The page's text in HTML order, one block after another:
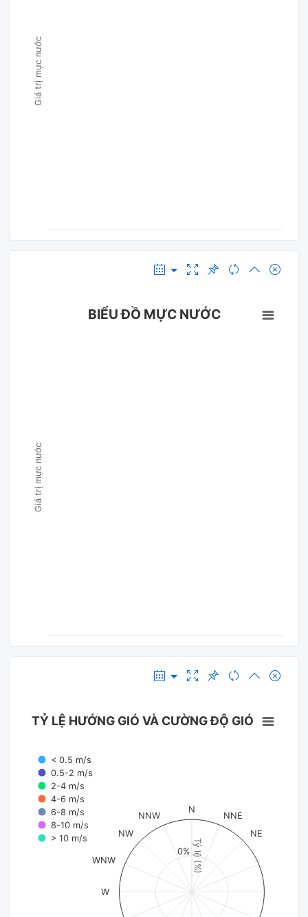
Giá trị mực nước
Giá trị mực nước
BIỂU ĐỒ MỰC NƯỚC
Tỷ lệ (%)
TỶ LỆ HƯỚNG GIÓ VÀ CƯỜNG ĐỘ GIÓ
< 0.5 m/s
0.5-2 m/s
2-4 m/s
4-6 m/s
6-8 m/s
8-10 m/s
> 10 m/s
N
NNE
NE
W
WNW
NW
NNW
0%